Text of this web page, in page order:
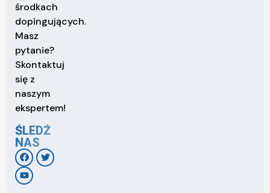
środkach
dopingujących.
Masz
pytanie?
Skontaktuj
się z
naszym
ekspertem!
ŚLEDŹ
NAS